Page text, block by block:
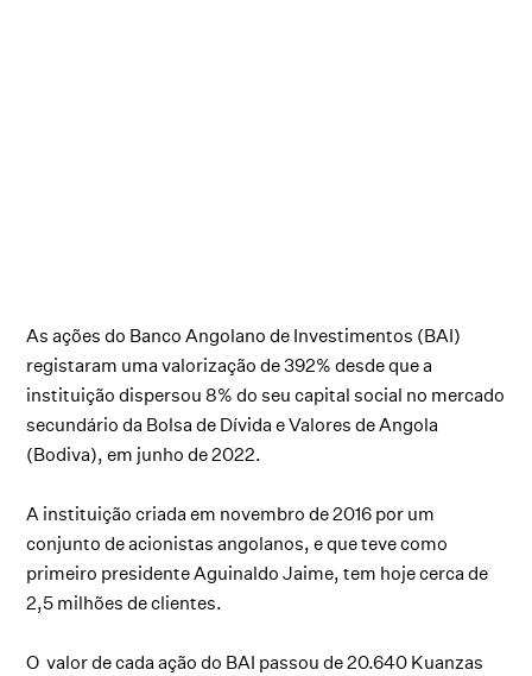
As ações do Banco Angolano de Investimentos (BAI)
registaram uma valorização de 392% desde que a
instituição dispersou 8% do seu capital social no mercado
secundário da Bolsa de Dívida e Valores de Angola
(Bodiva), em junho de 2022.
A instituição criada em novembro de 2016 por um
conjunto de acionistas angolanos, e que teve como
primeiro presidente Aguinaldo Jaime, tem hoje cerca de
2,5 milhões de clientes.
O valor de cada ação do BAI passou de 20.640 Kuanzas